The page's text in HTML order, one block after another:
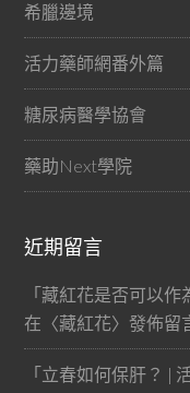
希臘邊境
活力藥師網番外篇
糖尿病醫學協會
藥助Next學院
近期留言
「藏紅花是否可以作
在〈藏紅花〉發佈留
「立春如何保肝？ |